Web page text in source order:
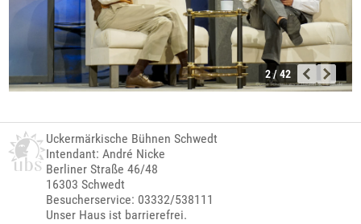
2 / 42
Uckermärkische Bühnen Schwedt
Intendant: André Nicke
Berliner Straße 46/48
16303 Schwedt
Besucherservice: 03332/538111
Unser Haus ist barrierefrei.